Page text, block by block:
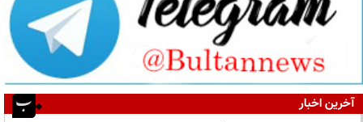
آخرین اخبار